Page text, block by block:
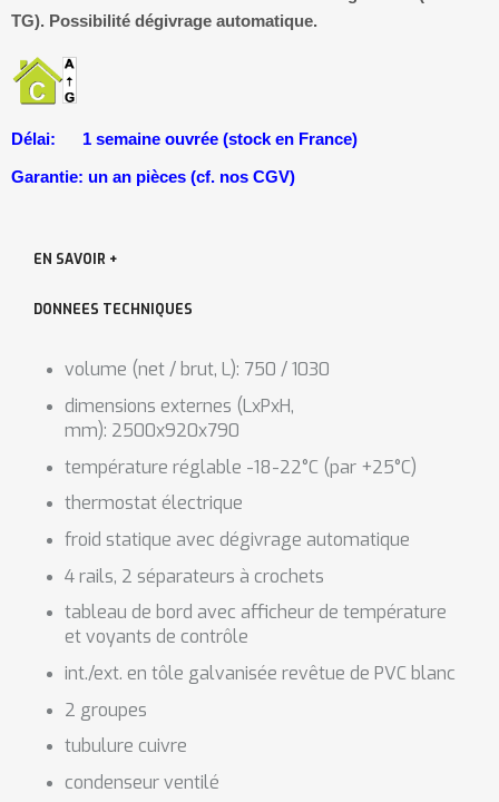
TG). Possibilité dégivrage automatique.
Délai: 1 semaine ouvrée (stock en France)
Garantie: un an pièces (cf. nos CGV)
EN SAVOIR +
DONNEES TECHNIQUES
volume (net / brut, L): 750 / 1030
dimensions externes (LxPxH,
mm): 2500x920x790
température réglable -18-22°C (par +25°C)
thermostat électrique
froid statique avec dégivrage automatique
4 rails, 2 séparateurs à crochets
tableau de bord avec afficheur de température
et voyants de contrôle
int./ext. en tôle galvanisée revêtue de PVC blanc
2 groupes
tubulure cuivre
condenseur ventilé